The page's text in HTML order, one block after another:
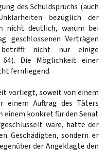
des Schuldspruchs (auch
bezüglich der
nicht deutlich, warum bei
geschlossenen Verträgen
betrifft nicht nur einige
Die Möglichkeit einer
fernliegend.
vorliegt, soweit von einem
einem Auftrag des Täters
einem konkret für den Senat
wäre, hatte der
Geschädigten, sondern er
der Angeklagte den